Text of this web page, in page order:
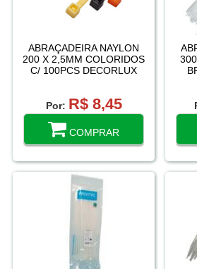
ABRAÇADEIRA NAYLON
200 X 2,5MM COLORIDOS
C/ 100PCS DECORLUX
Por: R$ 8,45
COMPRAR